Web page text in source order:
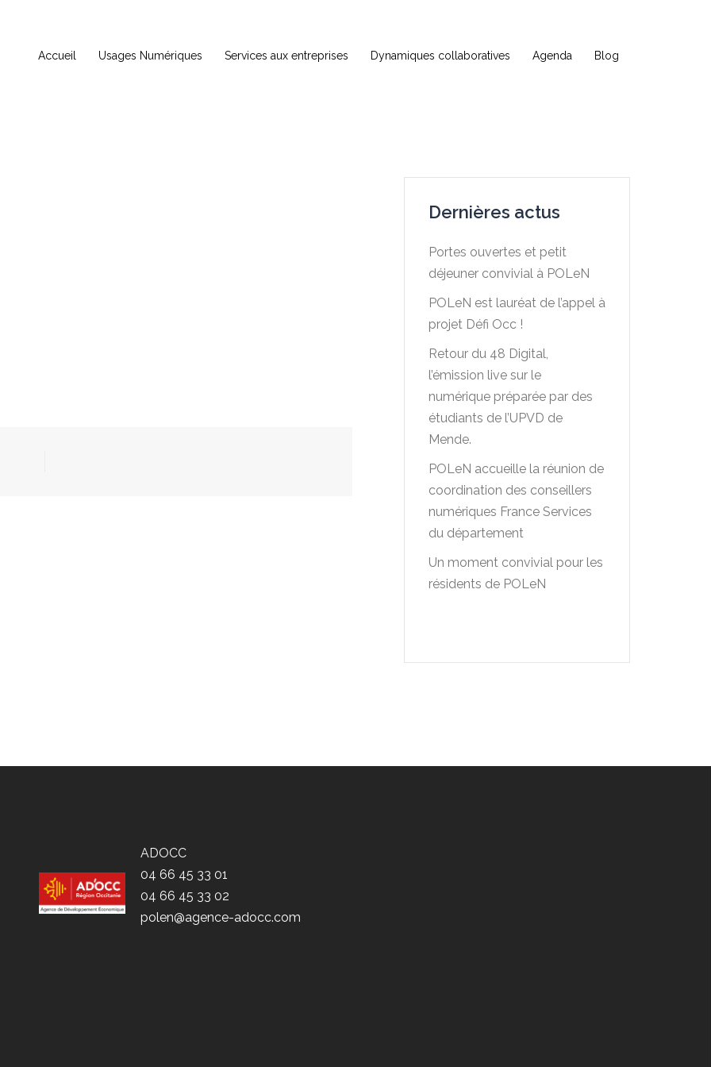
Accueil Usages Numériques Services aux entreprises Dynamiques collaboratives Agenda Blog
Dernières actus
Portes ouvertes et petit
déjeuner convivial à POLeN
POLeN est lauréat de l’appel à
projet Défi Occ !
Retour du 48 Digital,
l’émission live sur le
numérique préparée par des
étudiants de l’UPVD de
Mende.
POLeN accueille la réunion de
coordination des conseillers
numériques France Services
du département
Un moment convivial pour les
résidents de POLeN
ADOCC
04 66 45 33 01
04 66 45 33 02
polen@agence-adocc.com